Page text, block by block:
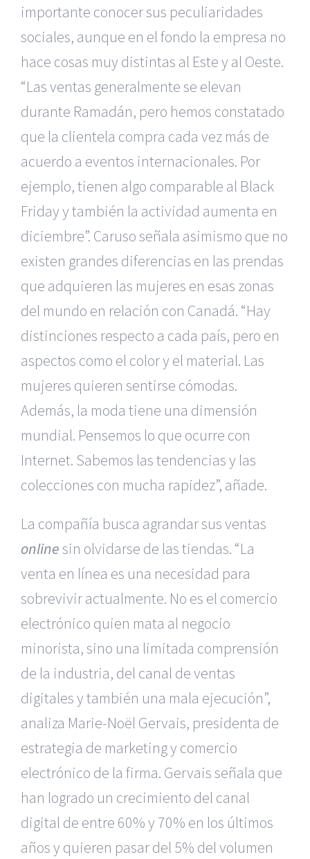
importante conocer sus peculiaridades
sociales, aunque en el fondo la empresa no
hace cosas muy distintas al Este y al Oeste.
“Las ventas generalmente se elevan
durante Ramadán, pero hemos constatado
que la clientela compra cada vez más de
acuerdo a eventos internacionales. Por
ejemplo, tienen algo comparable al Black
Friday y también la actividad aumenta en
diciembre”. Caruso señala asimismo que no
existen grandes diferencias en las prendas
que adquieren las mujeres en esas zonas
del mundo en relación con Canadá. “Hay
distinciones respecto a cada país, pero en
aspectos como el color y el material. Las
mujeres quieren sentirse cómodas.
Además, la moda tiene una dimensión
mundial. Pensemos lo que ocurre con
Internet. Sabemos las tendencias y las
colecciones con mucha rapidez”, añade.
La compañía busca agrandar sus ventas
onlinesin olvidarse de las tiendas. “La
venta en línea es una necesidad para
sobrevivir actualmente. No es el comercio
electrónico quien mata al negocio
minorista, sino una limitada comprensión
de la industria, del canal de ventas
digitales y también una mala ejecución”,
analiza Marie-Noël Gervais, presidenta de
estrategia de marketing y comercio
electrónico de la firma. Gervais señala que
han logrado un crecimiento del canal
digital de entre 60% y 70% en los últimos
años y quieren pasar del 5% del volumen